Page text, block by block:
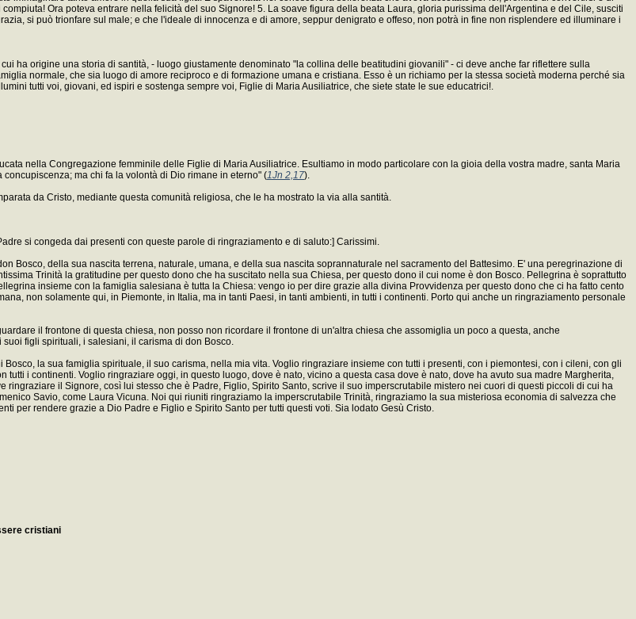
Ora poteva entrare nella felicità del suo Signore! 5. La soave figura della beata Laura, gloria purissima dell'Argentina e del Cile, susciti
si può trionfare sul male; e che l'ideale di innocenza e di amore, seppur denigrato e offeso, non potrà in fine non risplendere ed illuminare i
ha origine una storia di santità, - luogo giustamente denominato "la collina delle beatitudini giovanili" - ci deve anche far riflettere sulla
normale, che sia luogo di amore reciproco e di formazione umana e cristiana. Esso è un richiamo per la stessa società moderna perché sia
tutti voi, giovani, ed ispiri e sostenga sempre voi, Figlie di Maria Ausiliatrice, che siete state le sue educatrici!.
nella Congregazione femminile delle Figlie di Maria Ausiliatrice. Esultiamo in modo particolare con la gioia della vostra madre, santa Maria
ma chi fa la volontà di Dio rimane in eterno" (1Jn 2,17).
da Cristo, mediante questa comunità religiosa, che le ha mostrato la via alla santità.
si congeda dai presenti con queste parole di ringraziamento e di saluto:] Carissimi.
Bosco, della sua nascita terrena, naturale, umana, e della sua nascita soprannaturale nel sacramento del Battesimo. E' una peregrinazione di
Trinità la gratitudine per questo dono che ha suscitato nella sua Chiesa, per questo dono il cui nome è don Bosco. Pellegrina è soprattutto
insieme con la famiglia salesiana è tutta la Chiesa: vengo io per dire grazie alla divina Provvidenza per questo dono che ci ha fatto cento
non solamente qui, in Piemonte, in Italia, ma in tanti Paesi, in tanti ambienti, in tutti i continenti. Porto qui anche un ringraziamento personale
il frontone di questa chiesa, non posso non ricordare il frontone di un'altra chiesa che assomiglia un poco a questa, anche
figli spirituali, i salesiani, il carisma di don Bosco.
la sua famiglia spirituale, il suo carisma, nella mia vita. Voglio ringraziare insieme con tutti i presenti, con i piemontesi, con i cileni, con gli
i continenti. Voglio ringraziare oggi, in questo luogo, dove è nato, vicino a questa casa dove è nato, dove ha avuto sua madre Margherita,
il Signore, così lui stesso che è Padre, Figlio, Spirito Santo, scrive il suo imperscrutabile mistero nei cuori di questi piccoli di cui ha
Savio, come Laura Vicuna. Noi qui riuniti ringraziamo la imperscrutabile Trinità, ringraziamo la sua misteriosa economia di salvezza che
per rendere grazie a Dio Padre e Figlio e Spirito Santo per tutti questi voti. Sia lodato Gesù Cristo.
cristiani